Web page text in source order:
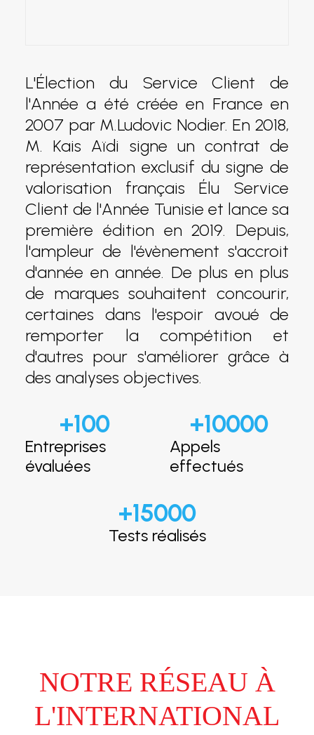
L'Élection du Service Client de
l'Année a été créée en France en
2007 par M.Ludovic Nodier. En 2018,
M. Kais Aïdi signe un contrat de
représentation exclusif du signe de
valorisation français Élu Service
Client de l'Année Tunisie et lance sa
première édition en 2019. Depuis,
l'ampleur de l'évènement s'accroit
d'année en année. De plus en plus
de marques souhaitent concourir,
certaines dans l'espoir avoué de
remporter la compétition et
d'autres pour s'améliorer grâce à
des analyses objectives.
+100
Entreprises
évaluées
+10000
Appels
effectués
+15000
Tests réalisés
NOTRE RÉSEAU À
L'INTERNATIONAL